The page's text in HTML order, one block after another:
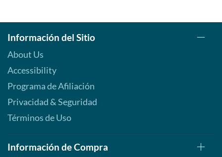
Información del Sitio
About Us
Accessibility
Programa de Afiliación
Privacidad & Seguridad
Términos de Uso
Información de Compra